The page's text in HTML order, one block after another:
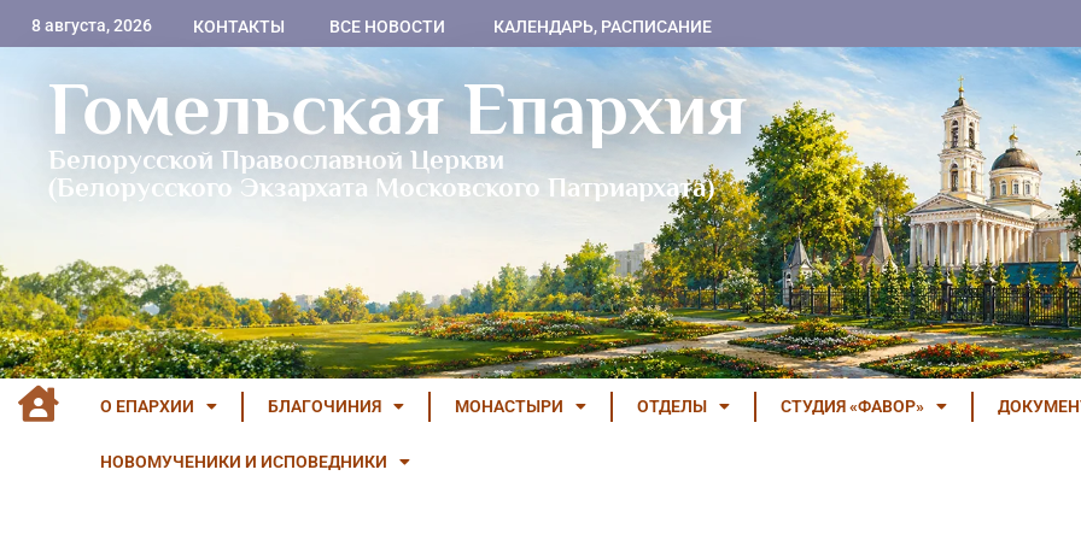
8 августа, 2026 КОНТАКТЫ ВСЕ НОВОСТИ КАЛЕНДАРЬ, РАСПИСАНИЕ
Гомельская Епархия
Белорусской Православной Церкви
(Белорусского Экзархата Московского Патриархата)
О ЕПАРХИИ БЛАГОЧИНИЯ МОНАСТЫРИ ОТДЕЛЫ СТУДИЯ «ФАВОР»
НОВОМУЧЕНИКИ И ИСПОВЕДНИКИ